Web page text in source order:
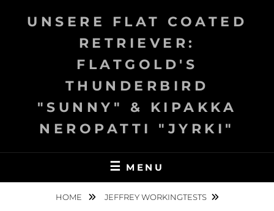
UNSERE FLAT COATED
RETRIEVER:
FLATGOLD'S
THUNDERBIRD
"SUNNY" & KIPAKKA
NEROPATTI "JYRKI"
MENU
HOME JEFFREY WORKINGTESTS